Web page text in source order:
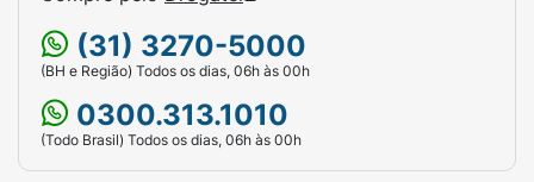
(31) 3270-5000
(BH e Região) Todos os dias, 06h às 00h
0300.313.1010
(Todo Brasil) Todos os dias, 06h às 00h